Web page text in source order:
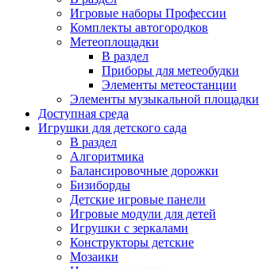
Игровые наборы Профессии
Комплекты автогородков
Метеоплощадки
В раздел
Приборы для метеобудки
Элементы метеостанции
Элементы музыкальной площадки
Доступная среда
Игрушки для детского сада
В раздел
Алгоритмика
Балансировочные дорожки
Бизиборды
Детские игровые панели
Игровые модули для детей
Игрушки с зеркалами
Конструкторы детские
Мозаики